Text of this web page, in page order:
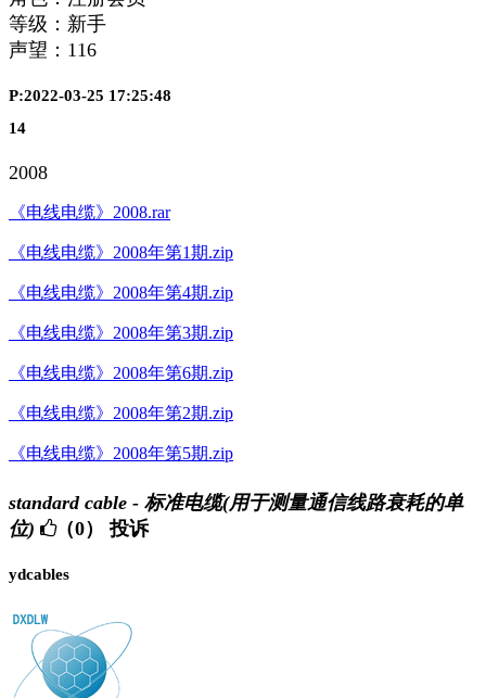
等级：新手
声望： 116
P:2022-03-25 17:25:48
14
2008
《电线电缆》2008.rar
《电线电缆》2008年第1期.zip
《电线电缆》2008年第4期.zip
《电线电缆》2008年第3期.zip
《电线电缆》2008年第6期.zip
《电线电缆》2008年第2期.zip
《电线电缆》2008年第5期.zip
standard cable - 标准电缆(用于测量通信线路衰耗的单
位)
（0） 投诉
ydcables